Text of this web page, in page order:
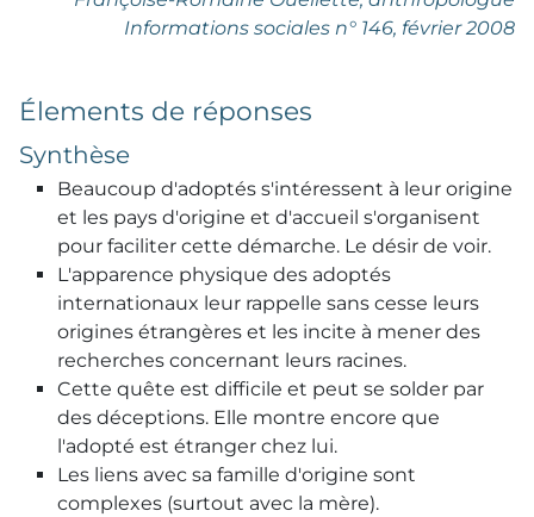
Informations sociales n° 146, février 2008
Élements de réponses
Synthèse
Beaucoup d'adoptés s'intéressent à leur origine
et les pays d'origine et d'accueil s'organisent
pour faciliter cette démarche. Le désir de voir.
L'apparence physique des adoptés
internationaux leur rappelle sans cesse leurs
origines étrangères et les incite à mener des
recherches concernant leurs racines.
Cette quête est difficile et peut se solder par
des déceptions. Elle montre encore que
l'adopté est étranger chez lui.
Les liens avec sa famille d'origine sont
complexes (surtout avec la mère).